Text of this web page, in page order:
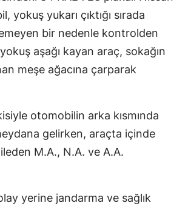
yokuş yukarı çıktığı sırada
bir nedenle kontrolden
aşağı kayan araç, sokağın
meşe ağacına çarparak
otomobilin arka kısmında
gelirken, araçta içinde
M.A., N.A. ve A.A.
yerine jandarma ve sağlık